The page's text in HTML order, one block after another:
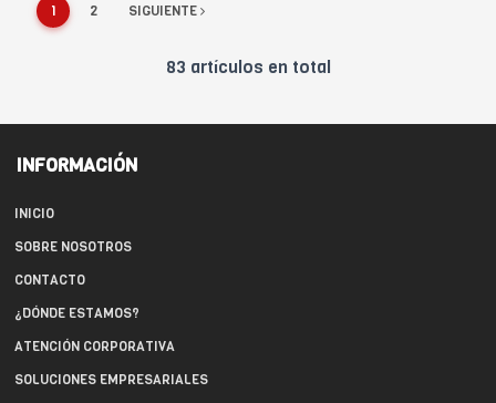
1 2 SIGUIENTE
83 artículos en total
INFORMACIÓN
INICIO
SOBRE NOSOTROS
CONTACTO
¿DÓNDE ESTAMOS?
ATENCIÓN CORPORATIVA
SOLUCIONES EMPRESARIALES